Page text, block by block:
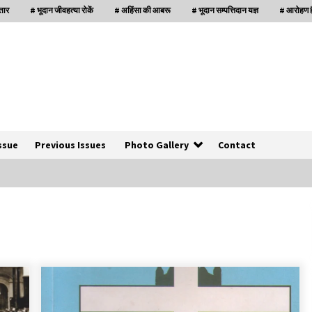
# भूदान जीवहत्या रोकें # अहिंसा की आबरू # भूदान सम्पत्तिदान यज्ञ # आरोहण
Previous Issues Photo Gallery Contact
इतिहास बदलने के प्रयास का विरोध करना होगा